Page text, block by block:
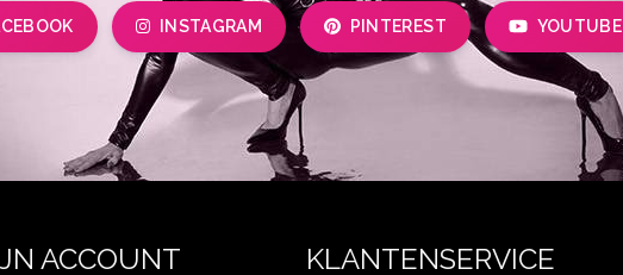
INSTAGRAM PINTEREST YOUTUBE
ACCOUNT KLANTENSERVICE